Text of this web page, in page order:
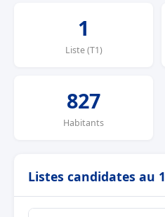
1
Liste (T1)
827
Habitants
Listes candidates au 1